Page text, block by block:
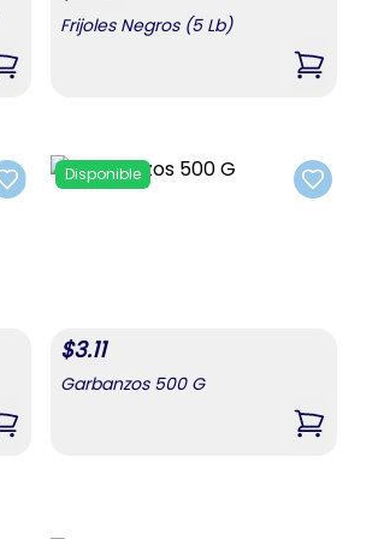
,Frijoles Negros (500 G / 1.1 Lb)
Frijoles Negros (5 Lb)
,Frijoles
Add to favorites
,Frijoles Colorados (10 Lb)
Add to
Disponible
$3.11
Garbanzos 500 G
,